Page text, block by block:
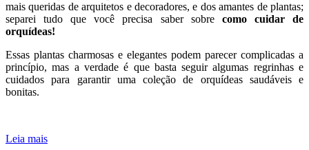
Como Cuidar de Orquídeas — Tudo Que Você
Precisa Saber!
28/08/17
Quem me acompanha aqui no blog já me viu falando sobre o quanto
eu amo usar flores para decoração de mesa e da casa também. Hoje
resolvi compartilhar algumas dicas de uma das espécies de plantas
orquídeas!